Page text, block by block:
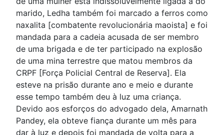
marido, Ledha também foi marcado a ferros como
naxalita [combatente revolucionária maoista] e foi
mandada para a cadeia acusada de ser membro
de uma brigada e de ter participado na explosão
de uma mina terrestre que matou membros da
CRPF [Força Policial Central de Reserva]. Ela
esteve na prisão durante ano e meio e durante
esse tempo também deu à luz uma criança.
Devido aos esforços do advogado dela, Amarnath
Pandey, ela obteve fiança durante um mês para
dar à luz e depois foi mandada de volta para a